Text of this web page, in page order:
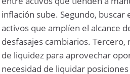
inflación sube. Segundo, buscar
activos que amplíen el alcance
desfasajes cambiarios.
de liquidez para aprovechar
necesidad de liquidar